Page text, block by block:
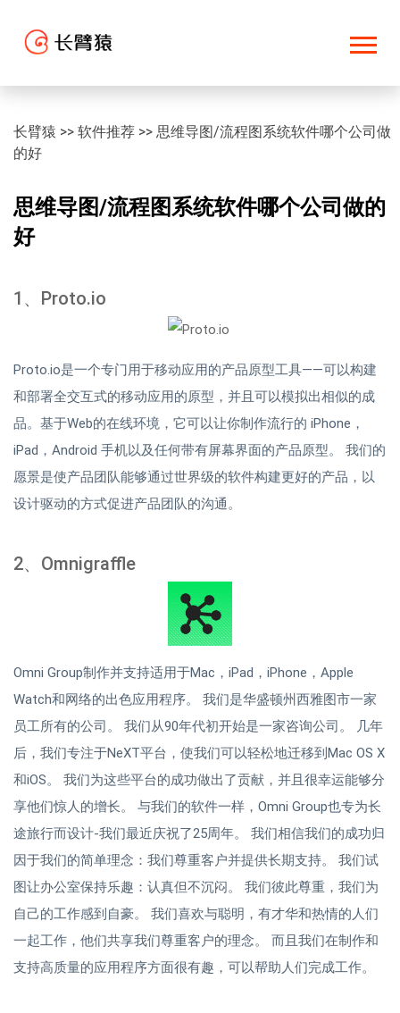
长臂猿 >> 软件推荐 >> 思维导图/流程图系统软件哪个公司做
的好
思维导图/流程图系统软件哪个公司做的
好
1、Proto.io
Proto.io是一个专门用于移动应用的产品原型工具——可以构建
和部署全交互式的移动应用的原型，并且可以模拟出相似的成
品。基于Web的在线环境，它可以让你制作流行的 iPhone，
iPad，Android 手机以及任何带有屏幕界面的产品原型。 我们的
愿景是使产品团队能够通过世界级的软件构建更好的产品，以
设计驱动的方式促进产品团队的沟通。
2、Omnigraffle
Omni Group制作并支持适用于Mac，iPad，iPhone，Apple
Watch和网络的出色应用程序。 我们是华盛顿州西雅图市一家
员工所有的公司。 我们从90年代初开始是一家咨询公司。 几年
后，我们专注于NeXT平台，使我们可以轻松地迁移到Mac OS X
和iOS。 我们为这些平台的成功做出了贡献，并且很幸运能够分
享他们惊人的增长。 与我们的软件一样，Omni Group也专为长
途旅行而设计-我们最近庆祝了25周年。 我们相信我们的成功归
因于我们的简单理念：我们尊重客户并提供长期支持。 我们试
图让办公室保持乐趣：认真但不沉闷。 我们彼此尊重，我们为
自己的工作感到自豪。 我们喜欢与聪明，有才华和热情的人们
一起工作，他们共享我们尊重客户的理念。 而且我们在制作和
支持高质量的应用程序方面很有趣，可以帮助人们完成工作。